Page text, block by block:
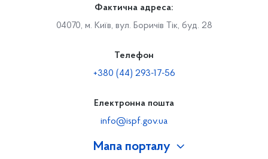
Мапа порталу
Фактична адреса:
04070, м. Київ, вул. Боричів Тік, буд. 28
Телефон
+380 (44) 293-17-56
Електронна пошта
info@ispf.gov.ua